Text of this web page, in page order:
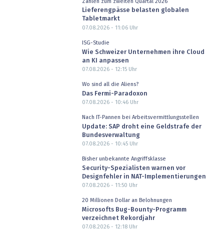
Zahlen zum zweiten Quartal 2026
Lieferengpässe belasten globalen
Tabletmarkt
07.08.2026 - 11:06Uhr
ISG-Studie
Wie Schweizer Unternehmen ihre Cloud
an KI anpassen
07.08.2026 - 12:15Uhr
Wo sind all die Aliens?
Das Fermi-Paradoxon
07.08.2026 - 10:46Uhr
Nach IT-Pannen bei Arbeitsvermittlungsstellen
Update: SAP droht eine Geldstrafe der
Bundesverwaltung
07.08.2026 - 10:45Uhr
Bisher unbekannte Angriffsklasse
Security-Spezialisten warnen vor
Designfehler in NAT-Implementierungen
07.08.2026 - 11:50 Uhr
20 Millionen Dollar an Belohnungen
Microsofts Bug-Bounty-Programm
verzeichnet Rekordjahr
07.08.2026 - 12:18Uhr